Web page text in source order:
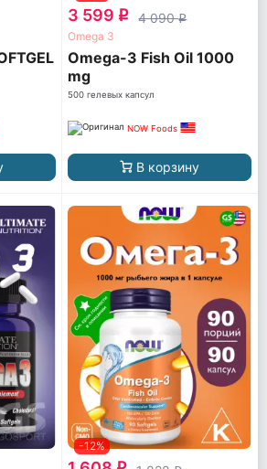
3 599 q 4 090q
Omega 3
Omega-3 Fish Oil 1000
mg
500 гелевых капсул
NOW Foods
В корзину
-12%